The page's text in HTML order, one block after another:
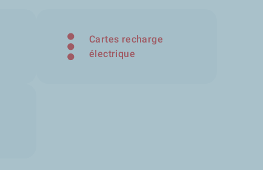
Cartes recharge
électrique